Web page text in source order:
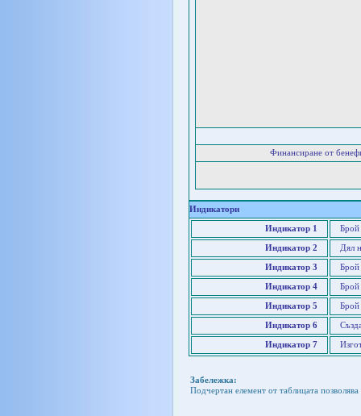
Финансиране от
Индикатори
Индикатор 1 Брой
Индикатор 2 Дял
Индикатор 3 Брой
Индикатор 4 Брой
Индикатор 5 Брой
Индикатор 6
Индикатор 7
Забележка:
Подчертан елемент от таблицата